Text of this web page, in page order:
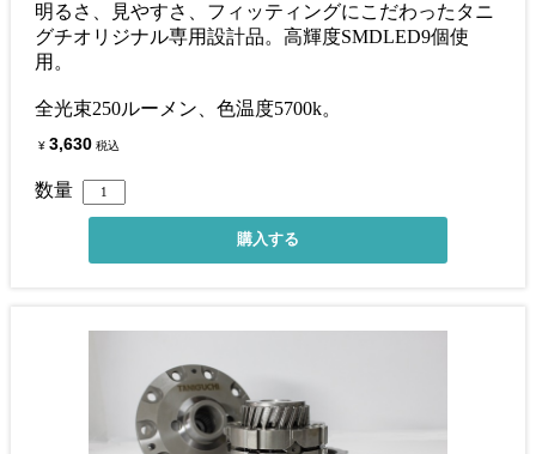
明るさ、見やすさ、フィッティングにこだわったタニ
グチオリジナル専用設計品。高輝度SMDLED9個使
用。
全光束250ルーメン、色温度5700k。
¥ 3,630 税込
数量